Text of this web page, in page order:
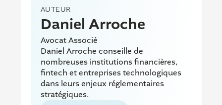
AUTEUR
Daniel Arroche
Avocat Associé
Daniel Arroche conseille de
nombreuses institutions financières,
fintech et entreprises technologiques
dans leurs enjeux réglementaires
stratégiques.